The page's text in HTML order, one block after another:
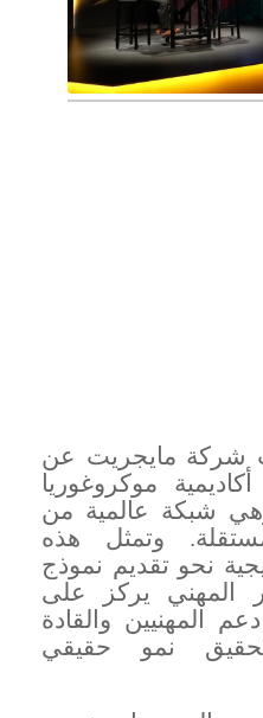
شركة مايجريت عن
موكروغوريا
شبكة عالمية من
وتمثل هذه
نحو تقديم نموذج
المهني يركز على
المهنيين والقادة
نمو حقيقي